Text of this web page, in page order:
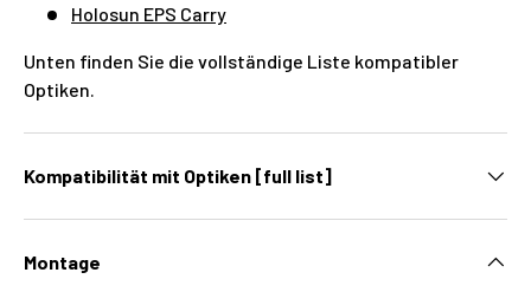
Holosun EPS Carry
Unten finden Sie die vollständige Liste kompatibler
Optiken.
Kompatibilität mit Optiken [full list]
Montage